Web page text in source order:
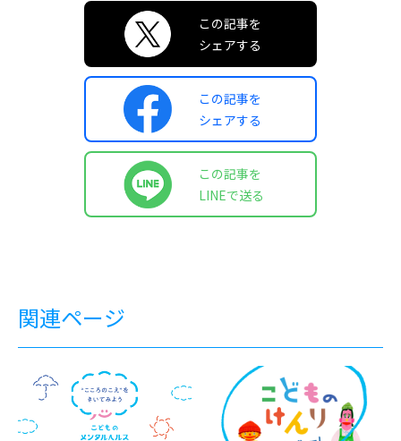
この記事を
シェアする
この記事を
シェアする
この記事を
LINEで送る
関連ページ